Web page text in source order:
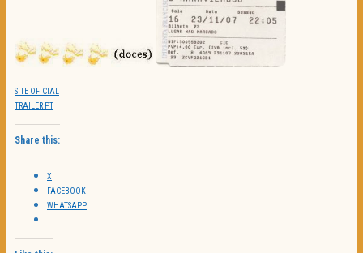
SITE OFICIAL
TRAILER PT
Share this:
X
FACEBOOK
WHATSAPP